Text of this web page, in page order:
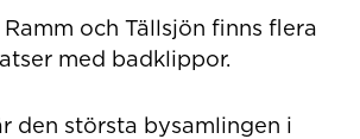
och Tällsjön finns flera
med badklippor.
den största bysamlingen i